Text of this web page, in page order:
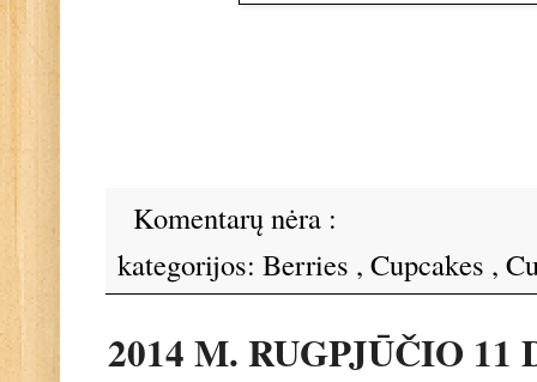
Komentarų nėra :
kategorijos: Berries , Cupcakes ,
2014 M. RUGPJŪČIO